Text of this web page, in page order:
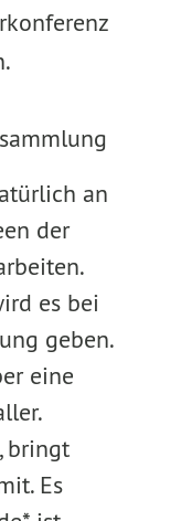
an
der
es bei
geben.
eine
bringt
Es